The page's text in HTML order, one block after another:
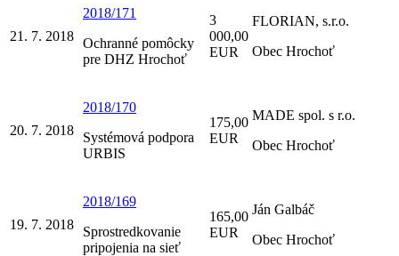
21. 7. 2018
2018/171
Ochranné pomôcky
pre DHZ Hrochoť
3
000,00
EUR
FLORIAN, s.r.o.
Obec Hrochoť
20. 7. 2018
2018/170
Systémová podpora
URBIS
175,00
EUR
MADE spol. s r.o.
Obec Hrochoť
19. 7. 2018
2018/169
Sprostredkovanie
pripojenia na sieť
165,00
EUR
Ján Galbáč
Obec Hrochoť